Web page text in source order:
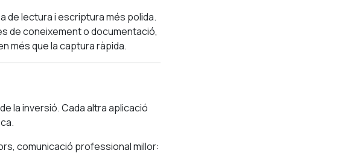
de lectura i escriptura més polida.
de coneixement o documentació,
més que la captura ràpida.
la inversió. Cada altra aplicació
comunicació professional millor: